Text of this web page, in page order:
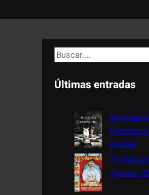
S
e
a
Últimas entradas
Mi
Kindle]
Agosto,